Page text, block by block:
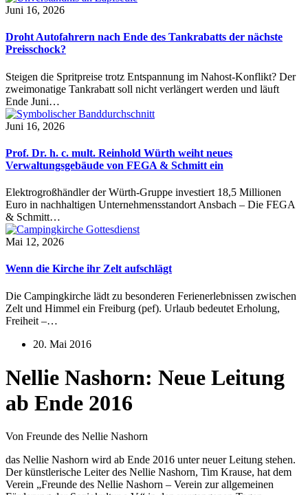
Juni 16, 2026
Droht Autofahrern nach Ende des Tankrabatts der nächste
Preisschock?
Steigen die Spritpreise trotz Entspannung im Nahost-Konflikt? Der
zweimonatige Tankrabatt soll nicht verlängert werden und läuft
Ende Juni…
Juni 16, 2026
Prof. Dr. h. c. mult. Reinhold Würth weiht neues
Verwaltungsgebäude von FEGA & Schmitt ein
Elektrogroßhändler der Würth-Gruppe investiert 18,5 Millionen
Euro in nachhaltigen Unternehmensstandort Ansbach – Die FEGA
& Schmitt…
Mai 12, 2026
Wenn die Kirche ihr Zelt aufschlägt
Die Campingkirche lädt zu besonderen Ferienerlebnissen zwischen
Zelt und Himmel ein Freiburg (pef). Urlaub bedeutet Erholung,
Freiheit –…
20. Mai 2016
Nellie Nashorn: Neue Leitung
ab Ende 2016
Von Freunde des Nellie Nashorn
das Nellie Nashorn wird ab Ende 2016 unter neuer Leitung stehen.
Der künstlerische Leiter des Nellie Nashorn, Tim Krause, hat dem
Verein „Freunde des Nellie Nashorn – Verein zur allgemeinen